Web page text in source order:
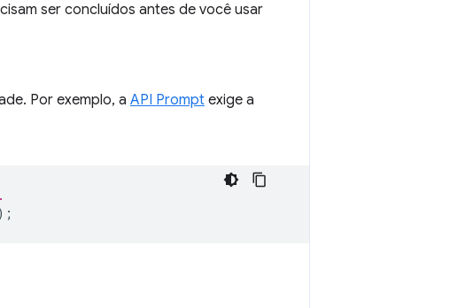
ser concluídos antes de você usar
Por exemplo, a API Prompt exige a